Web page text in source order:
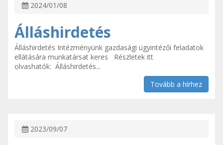
2024/01/08
Álláshirdetés
Álláshirdetés Intézményünk gazdasági ügyintézői feladatok
ellátására munkatársat keres Részletek itt
olvashatók: Álláshirdetés...
Tovább a hírhez
2023/09/07